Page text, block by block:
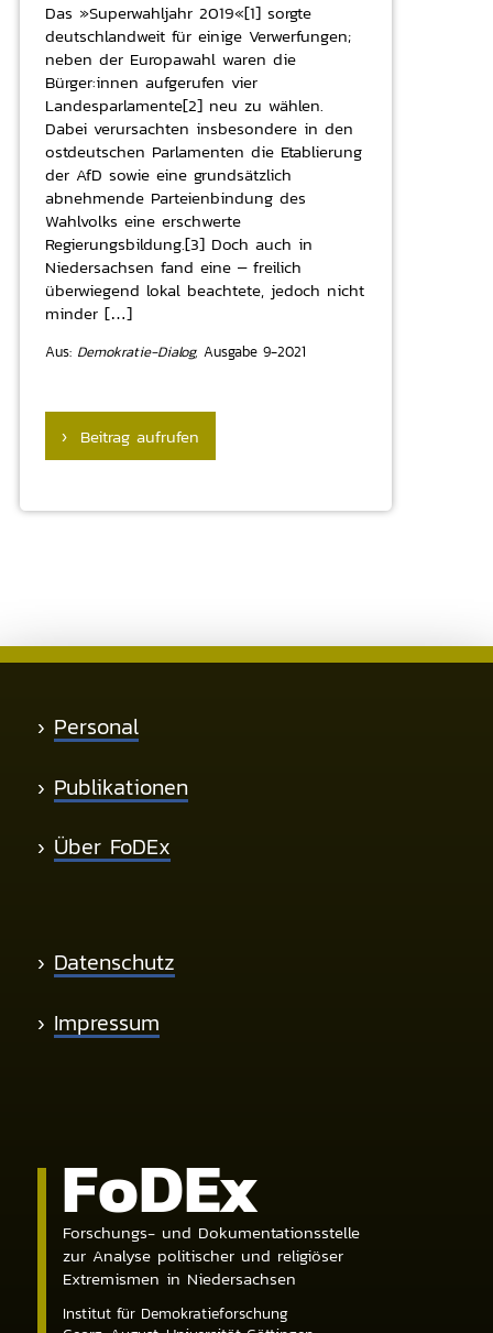
Das »Superwahljahr 2019«[1] sorgte
deutschlandweit für einige Verwerfungen;
neben der Europawahl waren die
Bürger:innen aufgerufen vier
Landesparlamente[2] neu zu wählen.
Dabei verursachten insbesondere in den
ostdeutschen Parlamenten die Etablierung
der AfD sowie eine grundsätzlich
abnehmende Parteienbindung des
Wahlvolks eine erschwerte
Regierungsbildung.[3] Doch auch in
Niedersachsen fand eine – freilich
überwiegend lokal beachtete, jedoch nicht
minder […]
Aus: Demokratie-Dialog, Ausgabe 9-2021
› Beitrag aufrufen
› Personal
› Publikationen
› Über FoDEx
› Datenschutz
› Impressum
FoDEx
Forschungs- und Dokumentationsstelle
zur Analyse politischer und religiöser
Extremismen in Niedersachsen
Institut für Demokratieforschung